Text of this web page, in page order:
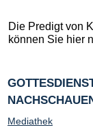
Die Predigt von
können Sie hier
Mediathek